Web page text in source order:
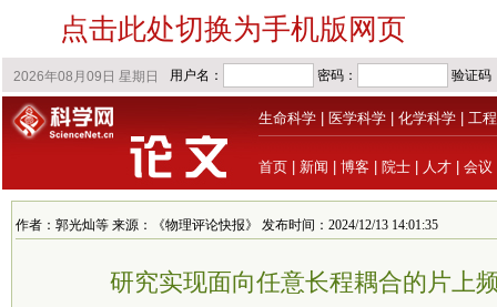
点击此处切换为手机版网页
生命科学 医学科学 化学科学 工
首页 新闻 博客 院士 人才 会议
作者：郭光灿等 来源：《物理评论快报》 发布时间：2024/12/13 14:01:35
研究实现面向任意长程耦合的片上